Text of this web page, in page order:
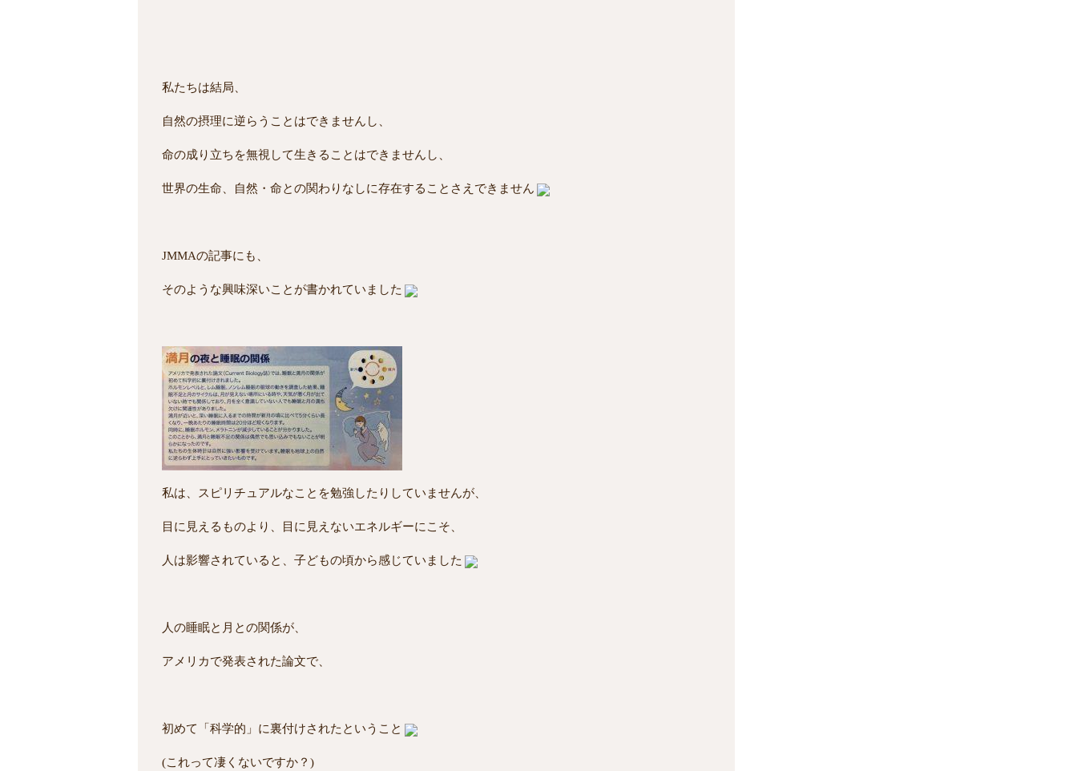
私たちは結局、
自然の摂理に逆らうことはできませんし、
命の成り立ちを無視して生きることはできませんし、
世界の生命、自然・命との関わりなしに存在することさえできません
JMMAの記事にも、
そのような興味深いことが書かれていました
私は、スピリチュアルなことを勉強したりしていませんが、
目に見えるものより、目に見えないエネルギーにこそ、
人は影響されていると、子どもの頃から感じていました
人の睡眠と月との関係が、
アメリカで発表された論文で、
初めて「科学的」に裏付けされたということ
(これって凄くないですか？)